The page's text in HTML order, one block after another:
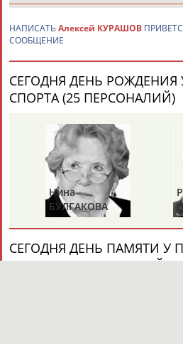
НАПИСАТЬ Алексей КУРАШОВ
СООБЩЕНИЕ
СЕГОДНЯ ДЕНЬ
СПОРТА (25 ПЕРСОНАЛИЙ)
Нина
БУЛГАКОВА
СЕГОДНЯ ДЕНЬ ПАМЯТИ У
СПОРТА (4 ПЕРСОНАЛИЙ)